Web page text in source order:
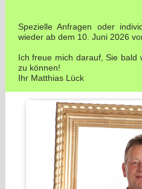
Spezielle Anfragen oder
wieder ab dem 10. Juni 2026
Ich freue mich darauf, Sie
zu können!
Ihr Matthias Lück